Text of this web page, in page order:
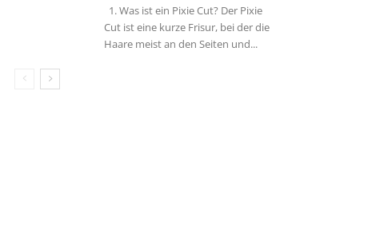
1. Was ist ein Pixie Cut? Der Pixie
Cut ist eine kurze Frisur, bei der die
Haare meist an den Seiten und...